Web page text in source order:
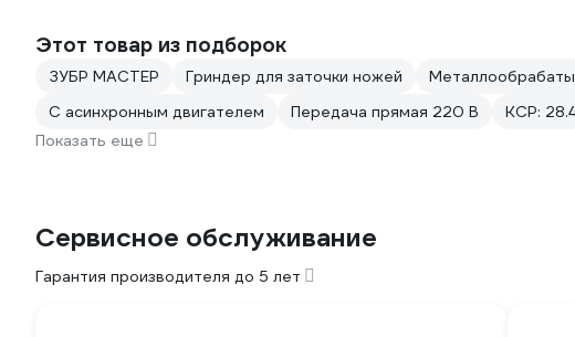
Этот товар из подборок
ЗУБР МАСТЕР Гриндер для заточки ножей
С асинхронным двигателем
Передача прямая 220 В КСР:
Показать еще
Сервисное обслуживание
Гарантия производителя до 5 лет